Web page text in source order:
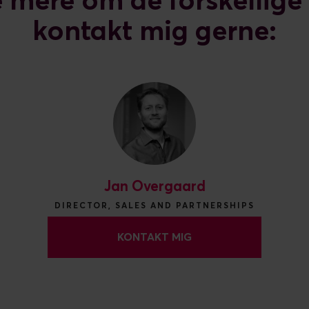
kontakt mig gerne:
Jan Overgaard
DIRECTOR, SALES AND PARTNERSHIPS
KONTAKT MIG